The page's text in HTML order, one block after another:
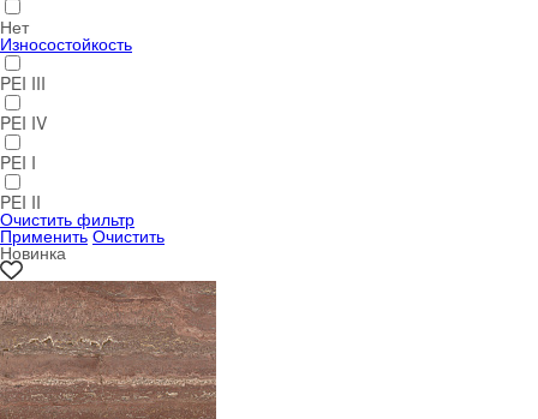
Нет
Износостойкость
PEI III
PEI IV
PEI I
PEI II
Очистить фильтр
Применить Очистить
Новинка